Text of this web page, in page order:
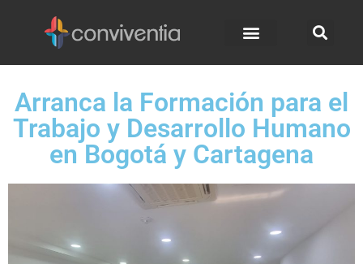
Arranca la Formación para el
Trabajo y Desarrollo Humano
en Bogotá y Cartagena